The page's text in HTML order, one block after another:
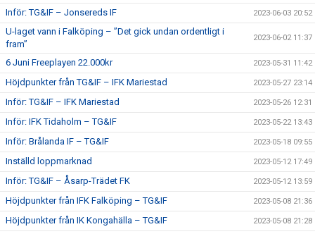
Inför: TG&IF – Jonsereds IF 2023-06-03 20:52
U-laget vann i Falköping – ”Det gick undan ordentligt i
fram”
2023-06-02 11:37
6 Juni Freeplayen 22.000kr 2023-05-31 11:42
Höjdpunkter från TG&IF – IFK Mariestad 2023-05-27 23:14
Inför: TG&IF – IFK Mariestad 2023-05-26 12:31
Inför: IFK Tidaholm – TG&IF 2023-05-22 13:43
Inför: Brålanda IF – TG&IF 2023-05-18 09:55
Inställd loppmarknad 2023-05-12 17:49
Inför: TG&IF – Åsarp-Trädet FK 2023-05-12 13:59
Höjdpunkter från IFK Falköping – TG&IF 2023-05-08 21:36
Höjdpunkter från IK Kongahälla – TG&IF 2023-05-08 21:28